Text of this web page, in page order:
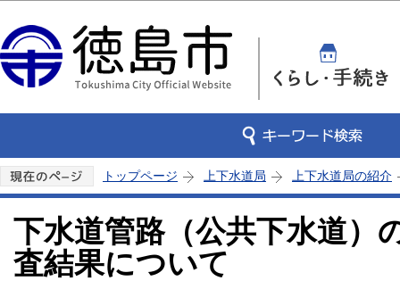
トップページ 上下水道局 上下水道局の紹介
下水道管路（公共下水道）
査結果について